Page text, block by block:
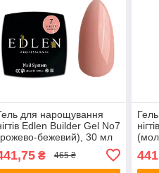
для нарощування
Edlen Builder Gel No7
бежевий), 30 мл
₴ 465 ₴